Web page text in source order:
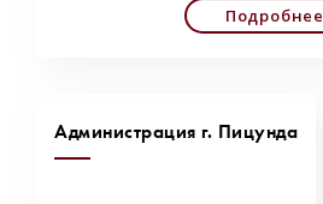
Подробнее
Администрация г. Пицунда